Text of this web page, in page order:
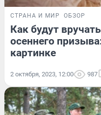
СТРАНА И МИР ОБЗОР
Как будут
осеннего
картинке
2 октября, 2023, 12:00 987